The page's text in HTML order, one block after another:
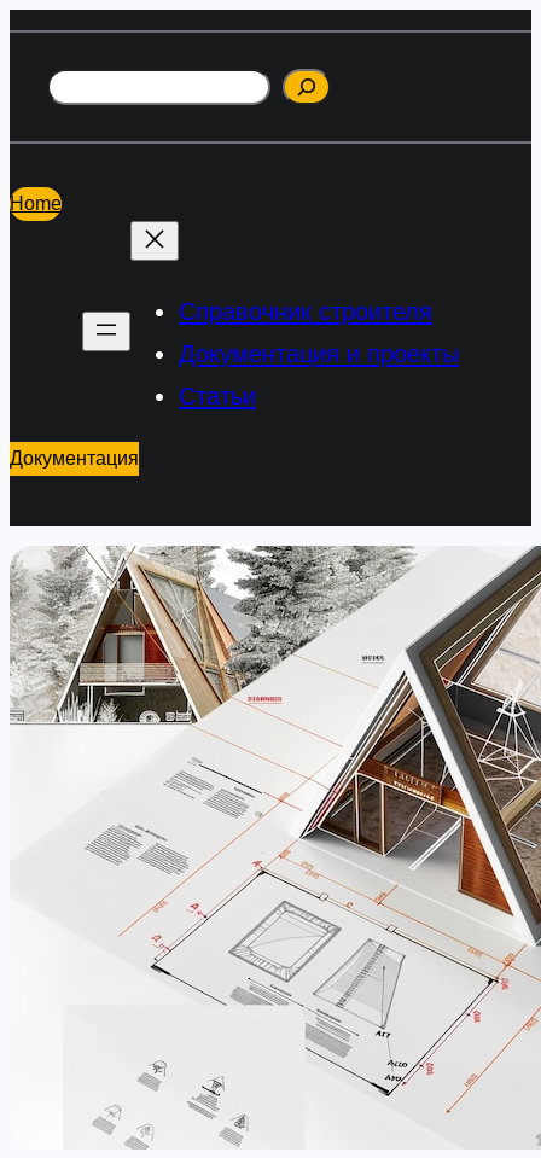
содержимому
Поиск
Home
Справочник строителя
Документация и проекты
Статьи
Документация